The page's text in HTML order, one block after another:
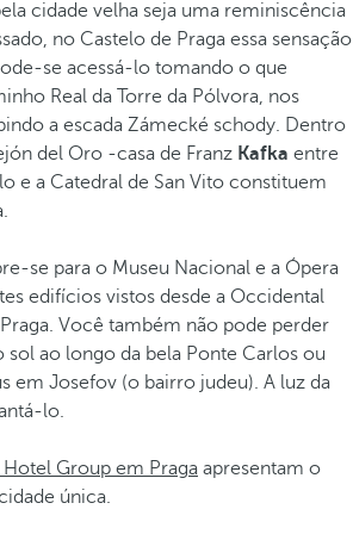
cidade velha seja uma reminiscência
no Castelo de Praga essa sensação
se acessá-lo tomando o que
Real da Torre da Pólvora, nos
a escada Zámecké schody. Dentro
del Oro -casa de Franz Kafka entre
e a Catedral de San Vito constituem
se para o Museu Nacional e a Ópera
edifícios vistos desde a Occidental
Você também não pode perder
sol ao longo da bela Ponte Carlos ou
em Josefov (o bairro judeu). A luz da
lo.
Group em Praga apresentam o
única.